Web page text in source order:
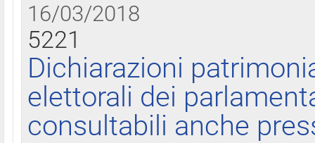
16/03/2018
5221
Dichiarazioni
elettorali dei
consultabili anche